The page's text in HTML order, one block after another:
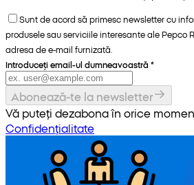
Sunt de acord să primesc newsletter cu
produsele sau serviciile interesante ale Pepco
adresa de e-mail furnizată.
Introduceți email-ul dumneavoastră *
Abonează-te la newsletter
Vă puteți dezabona în orice
Confidențialitate